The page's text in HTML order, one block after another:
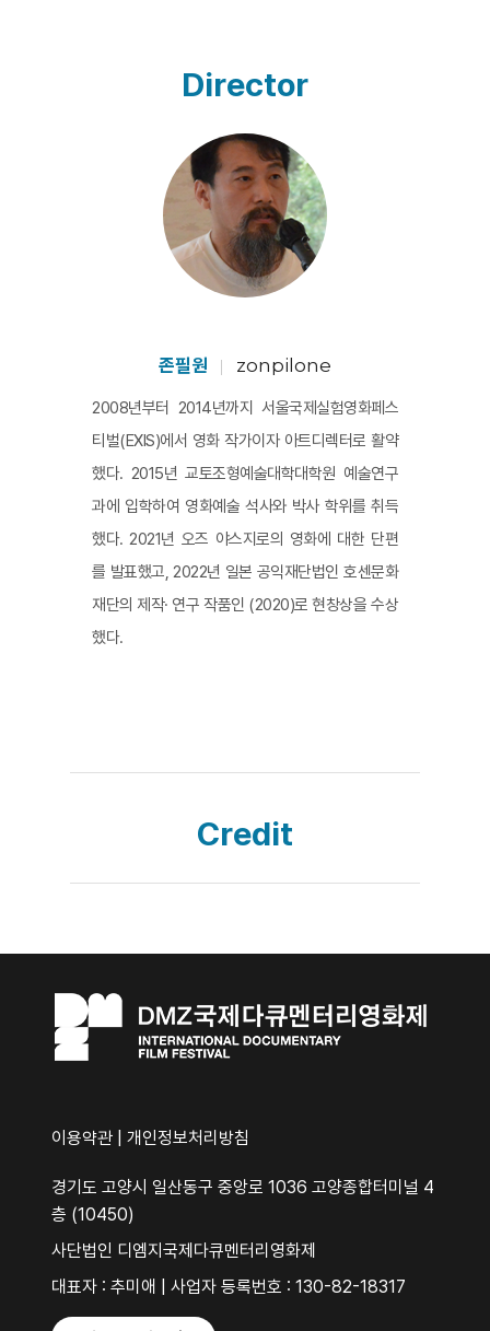
의 풍경을 목격한 7살 소년에게 남은 기억이 일목요연하
기란 불가능하지 않겠는가. 영화의 중반에 이르러 거리를
배회하던 카메라는 사라지고, 오래된 사진 이미지들이 그
자리를 대신하지만 캄바야시의 목소리는 계속 이어진다.
여러 차례에 걸쳐 녹음된, 아마도 다수의 청중에게 들려주
는 듯한 회고는 대체로 파편적이다. 하지만 동시에 공적인
역사 기록이 담지 못하는 극도의 세밀함을 전달한다. 거기
에는 고향을 잃고 아시아를 부유하듯 떠돈 경험과 식민과
그렇게 날 것 그대로의 회고를 담아낸 <나는 군산에서 태
어나 7년、그리고 일본으로 송환되고...>는 한 사람이 지
닌 기억의 지층을 그대로 보존하기 위한 최대한의 노력이
다. 그 지층을 탐구하는 성실한 경청자에게는 감춰진 역사
의 결을 읽는 경험이 될 것이다.
Director
존필원 zonpilone
2008년부터 2014년까지 서울국제실험영화페스
티벌(EXIS)에서 영화 작가이자 아트디렉터로 활약
했다. 2015년 교토조형예술대학대학원 예술연구
과에 입학하여 영화예술 석사와 박사 학위를 취득
했다. 2021년 오즈 야스지로의 영화에 대한 단편
를 발표했고, 2022년 일본 공익재단법인 호센문화
재단의 제작· 연구 작품인 (2020)로 현창상을 수상
했다.
Credit
이용약관 개인정보처리방침
경기도 고양시 일산동구 중앙로 1036 고양종합터미널 4
층 (10450)
사단법인 디엠지국제다큐멘터리영화제
대표자 : 추미애 | 사업자 등록번호 : 130-82-18317